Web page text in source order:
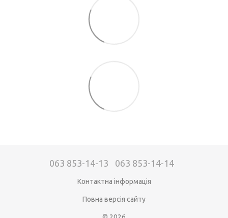
063 853-14-13 063 853-14-14
Контактна інформація
Повна версія сайту